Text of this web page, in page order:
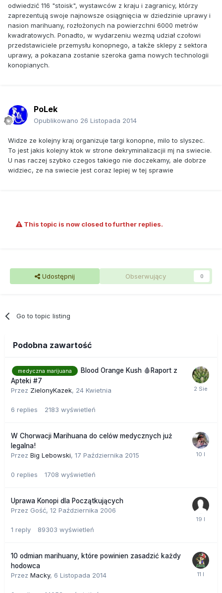
odwiedzić 116 "stoisk", wystawców z kraju i zagranicy, którzy
zaprezentują swoje najnowsze osiągnięcia w dziedzinie uprawy i
nasion marihuany, rozłożonych na powierzchni 6000 metrów
kwadratowych. Ponadto, w wydarzeniu wezmą udział czołowi
przedstawiciele przemysłu konopnego, a także sklepy z sektora
uprawy, a pokazana zostanie szeroka gama nowych technologii
konopianych.
PoLek
Opublikowano 26 Listopada 2014
Widze ze kolejny kraj organizuje targi konopne, milo to slyszec.
To jest jakis kolejny ktok w strone dekryminalizacjii mj na swiecie.
U nas raczej szybko czegos takiego nie doczekamy, ale dobrze
widziec, ze na swiecie jest coraz lepiej w tej sprawie
This topic is now closed to further replies.
Udostępnij Obserwujący 0
Go to topic listing
Podobna zawartość
medyczna marijuana
Blood Orange Kush 🩸Raport z
Apteki #7
Przez ZielonyKazek, 24 Kwietnia
6 replies 2183 wyświetleń
W Chorwacji Marihuana do celów medycznych już
legalna!
Przez Big Lebowski, 17 Października 2015
0 replies 1708 wyświetleń
Uprawa Konopi dla Początkujących
Przez Gość, 12 Października 2006
1 reply 89303 wyświetleń
10 odmian marihuany, które powinien zasadzić każdy
hodowca
Przez Macky, 6 Listopada 2014